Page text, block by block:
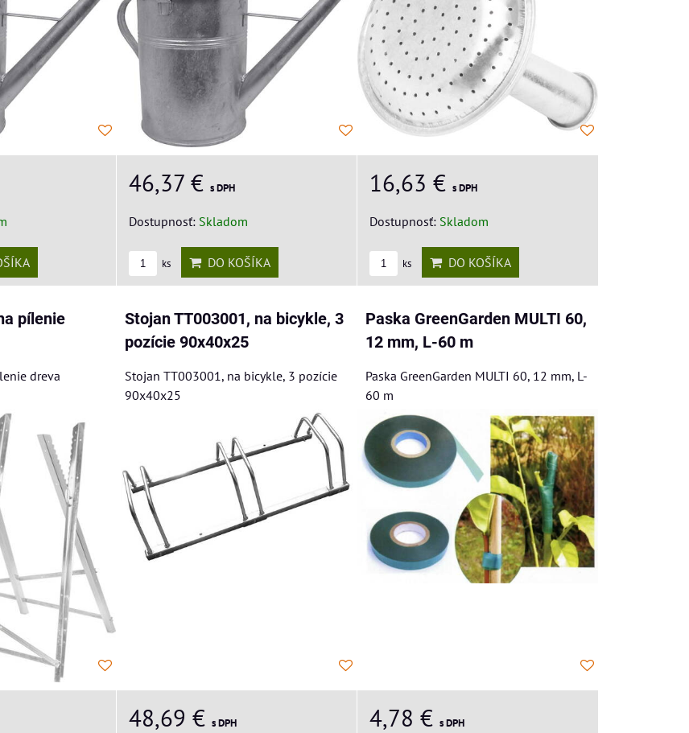
46,37 € s DPH
Dostupnosť: Skladom
ks DO KOŠÍKA
16,63 €s DPH
Dostupnosť: Skladom
ks DO KOŠÍKA
pílenie
dreva
Stojan TT003001, na bicykle, 3
pozície 90x40x25
Stojan TT003001, na bicykle, 3 pozície
90x40x25
48,69 € s DPH
Paska GreenGarden MULTI 60,
12 mm, L-60 m
Paska GreenGarden MULTI 60, 12 mm, L-
60 m
4,78 €s DPH